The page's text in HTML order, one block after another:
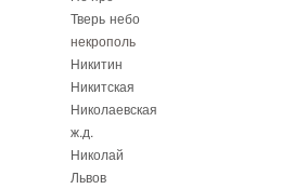
Тверь небо
некрополь
Никитин
Никитская
Николаевская
ж.д.
Николай
Львов